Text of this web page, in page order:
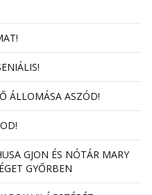
ÁLLOMÁSA ASZÓD!
GJON ÉS NÓTÁR MARY
GYŐRBEN